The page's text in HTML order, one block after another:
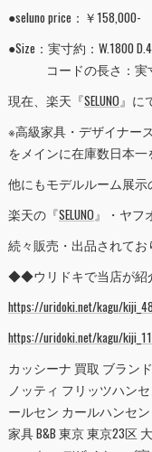
●seluno price：￥158,000-
●Size：実寸約：W.1800
コードの長さ：実寸
現在、楽天『SELUNO』に
※高級家具・デザイナー
をメインに在庫数日本一
他にもモデルルーム展
楽天の『SELUNO』・ヤフ
続々販売・出品されてお
◆◆ウリドキで当店が
https://uridoki.net/kagu/
https://uridoki.net/kagu/
カッシーナ 買取 ブラン
ノッティ フリッツハン
ールセン カールハンセ
家具 B&B 東京 東京23区